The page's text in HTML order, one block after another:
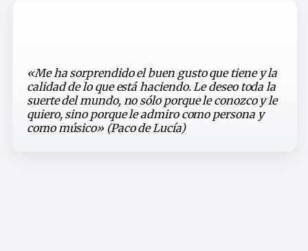
«Me ha sorprendido el buen gusto que tiene y la
calidad de lo que está haciendo. Le deseo toda la
suerte del mundo, no sólo porque le conozco y le
quiero, sino porque le admiro como persona y
como músico» (Paco de Lucía)